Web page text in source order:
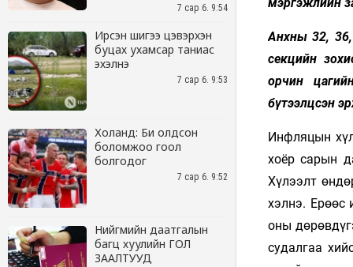
7 сар 6. 9:54
Ирсэн шигээ цэвэрхэн
буцах ухамсар таниас
эхэлнэ
7 сар 6. 9:53
Холанд: Би олдсон
боломжоо гоол
болгодог
7 сар 6. 9:52
Нийгмийн даатгалын
багц хуулийн ГОЛ
ЗААЛТУУД